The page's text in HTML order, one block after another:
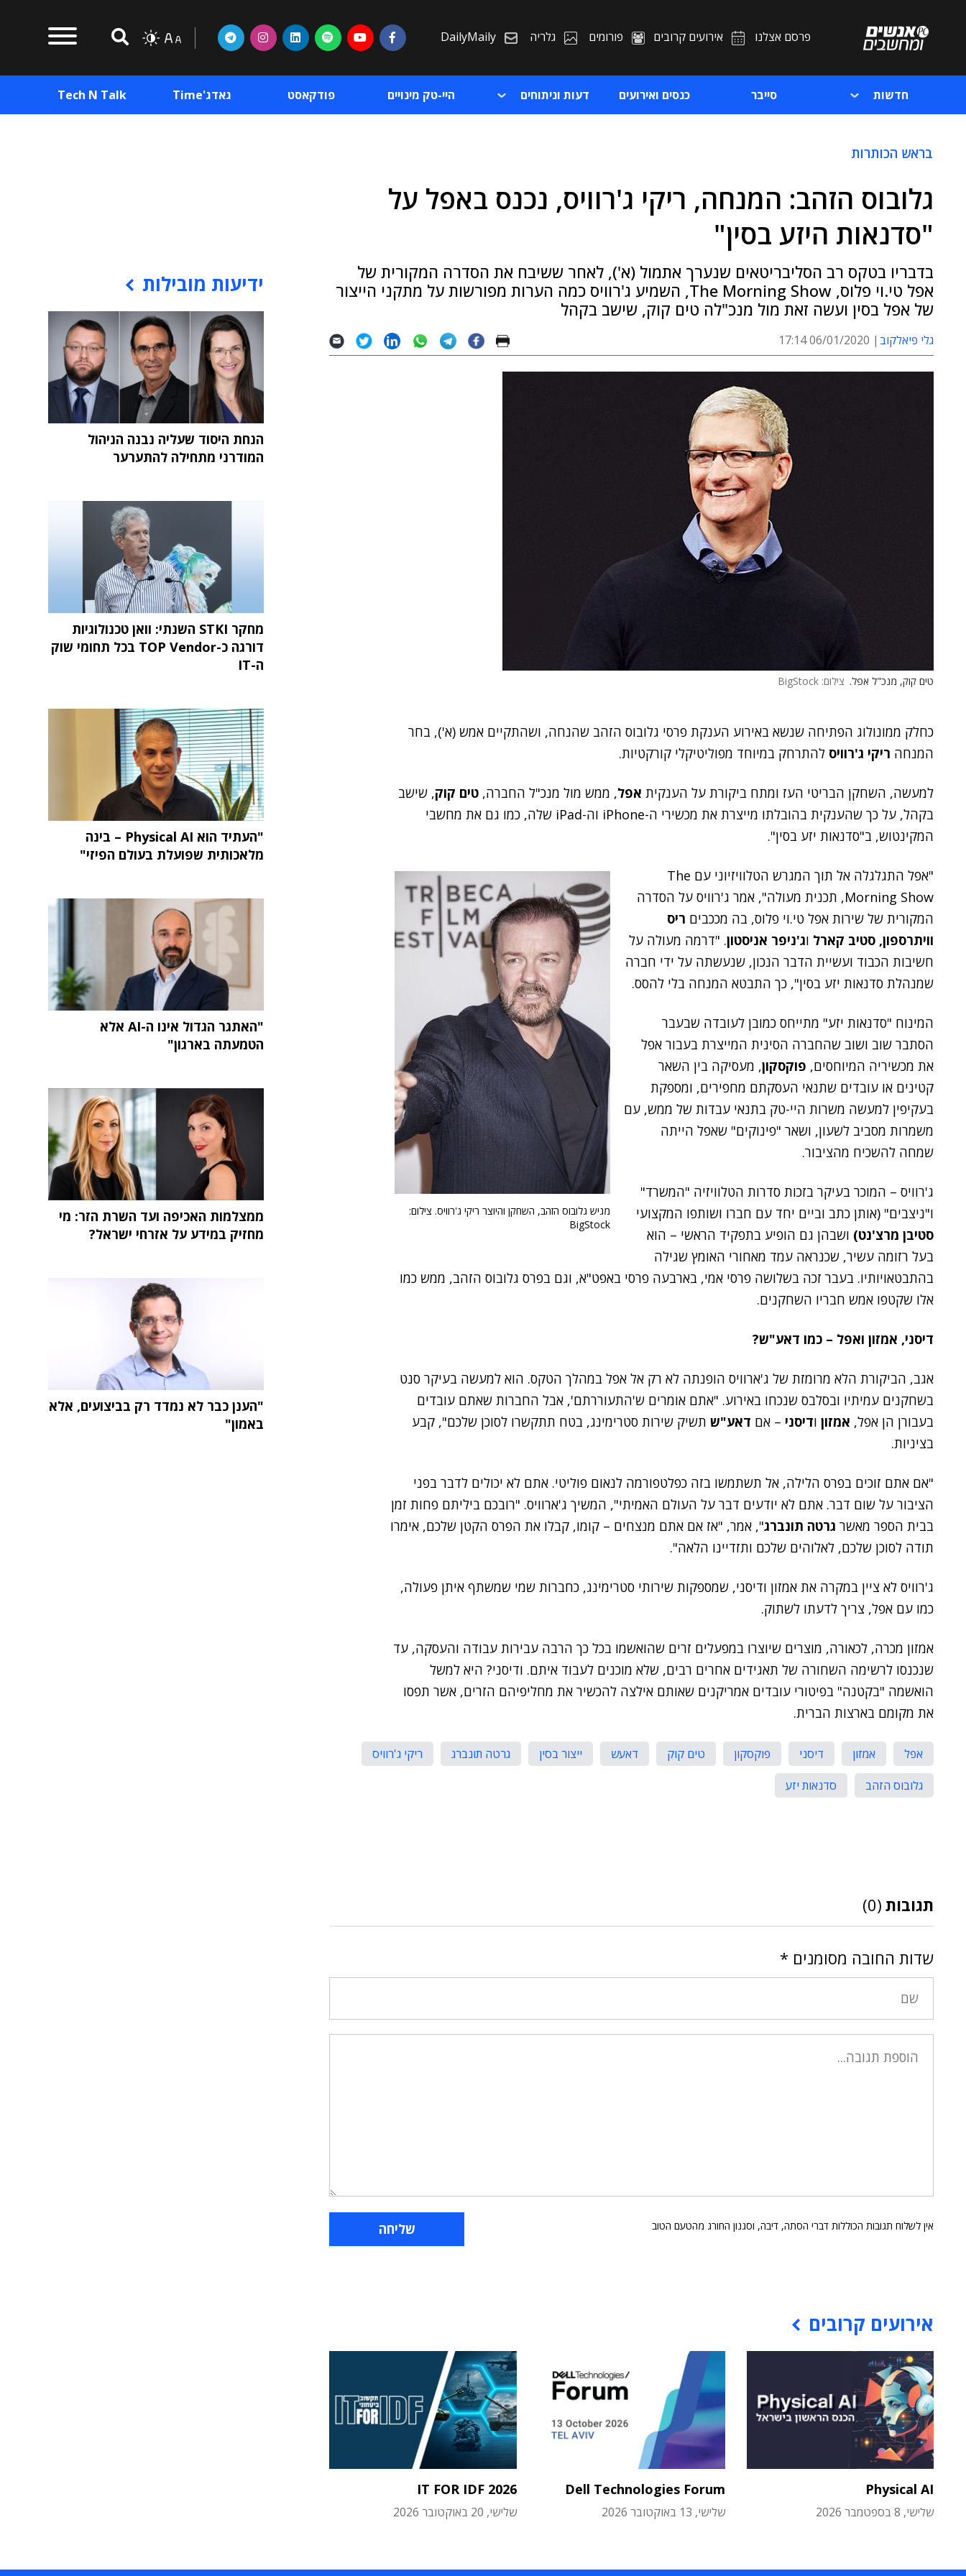
פרסם אצלנו אירועים קרובים פורומים גלריה DailyMaily
חדשות סייבר כנסים ואירועים דעות וניתוחים היי-טק מינויים פודקאסט גאדג'Time Tech N Talk
בראש הכותרות
גלובוס הזהב: המנחה, ריקי ג'רוויס, נכנס באפל על
"סדנאות היזע בסין"
בדבריו בטקס רב הסליבריטאים שנערך אתמול (א'), לאחר ששיבח את הסדרה המקורית של
אפל טי.וי פלוס, The Morning Show, השמיע ג'רוויס כמה הערות מפורשות על מתקני הייצור
של אפל בסין ועשה זאת מול מנכ"לה טים קוק, שישב בקהל
גלי פיאלקוב 06/01/2020 17:14
טים קוק, מנכ"ל אפל. צילום: BigStock
כחלק ממונולוג הפתיחה שנשא באירוע הענקת פרסי גלובוס הזהב שהנחה, ושהתקיים אמש (א'), בחר
המנחה ריקי ג'רוויס להתרחק במיוחד מפוליטיקלי קורקטיות.
למעשה, השחקן הבריטי העז ומתח ביקורת על הענקית אפל, ממש מול מנכ"ל החברה, טים קוק, שישב
בקהל, על כך שהענקית בהובלתו מייצרת את מכשירי ה-iPhone וה-iPad שלה, כמו גם את מחשבי
המקינטוש, ב"סדנאות יזע בסין".
מגיש גלובוס הזהב, השחקן והיוצר ריקי ג'רוויס. צילום:
BigStock
"אפל התגלגלה אל תוך המגרש הטלוויזיוני עם The
Morning Show, תכנית מעולה", אמר ג'רוויס על הסדרה
המקורית של שירות אפל טי.וי פלוס, בה מככבים ריס
וויתרספון, סטיב קארל וג'ניפר אניסטון. "דרמה מעולה על
חשיבות הכבוד ועשיית הדבר הנכון, שנעשתה על ידי חברה
שמנהלת סדנאות יזע בסין", כך התבטא המנחה בלי להסס.
המינוח "סדנאות יזע" מתייחס כמובן לעובדה שבעבר
הסתבר שוב ושוב שהחברה הסינית המייצרת בעבור אפל
את מכשיריה המיוחסים, פוקסקון, מעסיקה בין השאר
קטינים או עובדים שתנאי העסקתם מחפירים, ומספקת
בעקיפין למעשה משרות היי-טק בתנאי עבדות של ממש, עם
משמרות מסביב לשעון, ושאר "פינוקים" שאפל הייתה
שמחה להשכיח מהציבור.
ג'רוויס – המוכר בעיקר בזכות סדרות הטלוויזיה "המשרד"
ו"ניצבים" (אותן כתב וביים יחד עם חברו ושותפו המקצועי
סטיבן מרצ'נט) ושבהן גם הופיע בתפקיד הראשי – הוא
בעל רזומה עשיר, שכנראה עמד מאחורי האומץ שגילה
בהתבטאויותיו. בעבר זכה בשלושה פרסי אמי, בארבעה פרסי באפט"א, וגם בפרס גלובוס הזהב, ממש כמו
אלו שקטפו אמש חבריו השחקנים.
דיסני, אמזון ואפל – כמו דאע"ש?
אגב, הביקורת הלא מרומזת של ג'ארוויס הופנתה לא רק אל אפל במהלך הטקס. הוא למעשה בעיקר סנט
בשחקנים עמיתיו ובסלבס שנכחו באירוע. "אתם אומרים ש'התעוררתם', אבל החברות שאתם עובדים
בעבורן הן אפל, אמזון ודיסני – אם דאע"ש תשיק שירות סטרימינג, בטח תתקשרו לסוכן שלכם", קבע
בציניות.
"אם אתם זוכים בפרס הלילה, אל תשתמשו בזה כפלטפורמה לנאום פוליטי. אתם לא יכולים לדבר בפני
הציבור על שום דבר. אתם לא יודעים דבר על העולם האמיתי", המשיך ג'ארוויס. "רובכם ביליתם פחות זמן
בבית הספר מאשר גרטה תונברג", אמר, "אז אם אתם מנצחים – קומו, קבלו את הפרס הקטן שלכם, אימרו
תודה לסוכן שלכם, לאלוהים שלכם ותזדיינו הלאה".
ג'רוויס לא ציין במקרה את אמזון ודיסני, שמספקות שירותי סטרימינג, כחברות שמי שמשתף איתן פעולה,
כמו עם אפל, צריך לדעתו לשתוק.
אמזון מכרה, לכאורה, מוצרים שיוצרו במפעלים זרים שהואשמו בכל כך הרבה עבירות עבודה והעסקה, עד
שנכנסו לרשימה השחורה של תאגידים אחרים רבים, שלא מוכנים לעבוד איתם. ודיסני? היא למשל
הואשמה "בקטנה" בפיטורי עובדים אמריקנים שאותם אילצה להכשיר את מחליפיהם הזרים, אשר תפסו
את מקומם בארצות הברית.
אפל אמזון דיסני פוקסקון טים קוק דאעש ייצור בסין גרטה תונברג
ריקי ג'רוויס
גלובוס הזהב
סדנאות יזע
תגובות (0)
שדות החובה מסומנים *
אין לשלוח תגובות הכוללות דברי הסתה, דיבה, וסגנון החורג מהטעם הטוב
אירועים קרובים
Physical AI
שלישי, 8 בספטמבר 2026
Dell Technologies Forum
שלישי, 13 באוקטובר 2026
IT FOR IDF 2026
שלישי, 20 באוקטובר 2026
ידיעות מובילות
הנחת היסוד שעליה נבנה הניהול
המודרני מתחילה להתערער
מחקר STKI השנתי: וואן טכנולוגיות
דורגה כ-TOP Vendor בכל תחומי שוק
ה-IT
"העתיד הוא Physical AI – בינה
מלאכותית שפועלת בעולם הפיזי"
"האתגר הגדול אינו ה-AI אלא
הטמעתה בארגון"
ממצלמות האכיפה ועד השרת הזר: מי
מחזיק במידע על אזרחי ישראל?
"הענן כבר לא נמדד רק בביצועים, אלא
באמון"